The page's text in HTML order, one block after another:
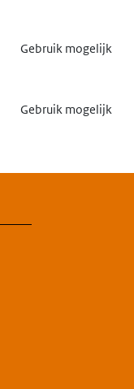
Gebruik mogelijk
Gebruik mogelijk
Gebruik mogelijk